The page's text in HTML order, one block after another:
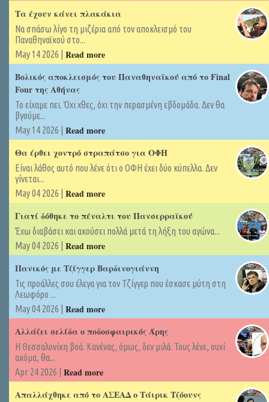
Τα έχουν κάνει πλακάκια
Να σπάσω λίγο τη μιζέρια από τον αποκλεισμό του
Παναθηναϊκού στο...
May 14 2026 | Read more
Βολικός αποκλεισμός του Παναθηναϊκού από το Final
Four της Αθήνας
Το είχαμε πει. Όχι χθες, όχι την περασμένη εβδομάδα. Δεν θα
βγούμε...
May 14 2026 | Read more
Θα έρθει χοντρό στραπάτσο για ΟΦΗ
Είναι λάθος αυτό που λένε ότι ο ΟΦΗ έχει δύο κύπελλα. Δεν
γίνεται...
May 04 2026 | Read more
Γιατί δόθηκε το πέναλτι του Πανσερραϊκού
Έχω διαβάσει και ακούσει πολλά μετά τη λήξη του αγώνα...
May 04 2026 | Read more
Πανικός με Τζίγγερ Βαρδινογιάννη
Τις προάλλες σου έλεγα για τον Τζίγγερ που έσκασε μύτη στη
Λεωφόρο ...
May 04 2026 | Read more
Αλλάζει σελίδα ο ποδοσφαιρικός Άρης
Η Θεσσαλονίκη βοά. Κανένας, όμως, δεν μιλά. Τους λένε, ουχί
ακόμα, θα...
Apr 24 2026 | Read more
Απαλλάχθηκε από το ΑΣΕΑΔ ο Τάιρικ Τζόουνς